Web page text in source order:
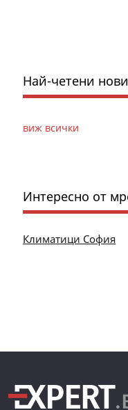
Най-четени
виж всички
Интересно от
Климатици София